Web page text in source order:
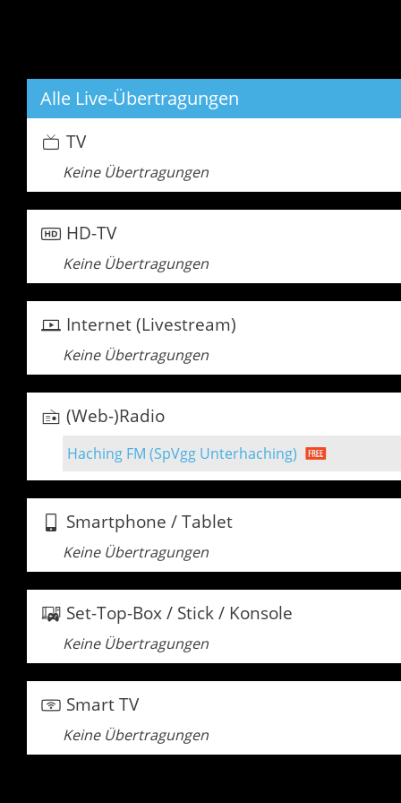
Alle Live-Übertragungen
TV
Keine Übertragungen
HD-TV
Keine Übertragungen
Internet (Livestream)
Keine Übertragungen
(Web-)Radio
Haching FM (SpVgg Unterhaching)
Smartphone / Tablet
Keine Übertragungen
Set-Top-Box / Stick / Konsole
Keine Übertragungen
Smart TV
Keine Übertragungen